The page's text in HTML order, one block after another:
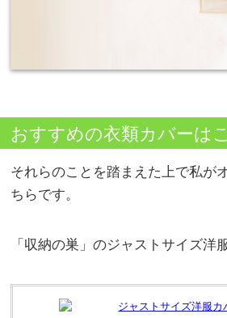
おすすめの衣類カバーは
それらのことを踏まえた上で私が
ちらです。
「収納の巣」のジャストサイズ洋
ジャストサイズ洋服カ